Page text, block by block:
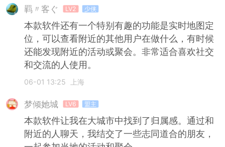
羁〃客ぐ LV2 少侠
本款软件还有一个特别有趣的功能是实时地图定
位，可以查看附近的其他用户在做什么，有时候
还能发现附近的活动或聚会。非常适合喜欢社交
和交流的人使用。
06-01 13:25 上海
梦倾她城 LV6 盟主
本款软件让我在大城市中找到了归属感。通过和
附近的人聊天，我结交了一些志同道合的朋友，